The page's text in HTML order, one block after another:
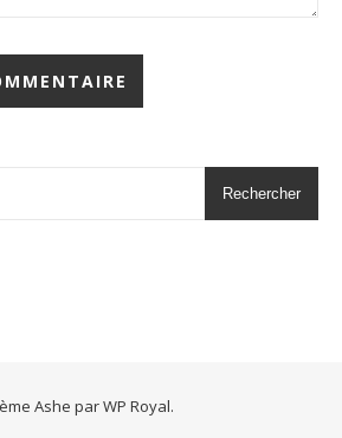
Rechercher
Ashe parWP Royal.